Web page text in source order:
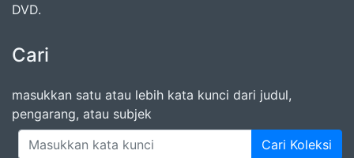
DVD.
Cari
masukkan satu atau lebih kata kunci dari judul,
pengarang, atau subjek
Cari Koleksi